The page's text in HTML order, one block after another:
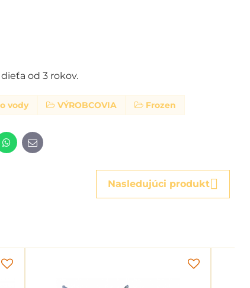
od 3 rokov.
vody VÝROBCOVIA Frozen
WhatsApp
E-
mail
Nasledujúci produkt